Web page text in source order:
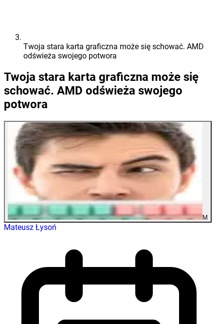
Twoja stara karta graficzna może się schować. AMD
odświeża swojego potwora
Twoja stara karta graficzna może się
schować. AMD odświeża swojego
potwora
M
Mateusz Łysoń